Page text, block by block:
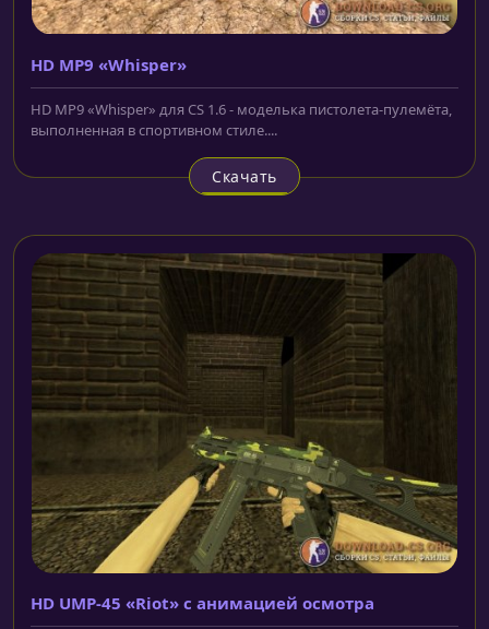
HD MP9 «Whisper»
HD MP9 «Whisper» для CS 1.6 - моделька пистолета-пулемёта,
выполненная в спортивном стиле....
Скачать
HD UMP-45 «Riot» с анимацией осмотра